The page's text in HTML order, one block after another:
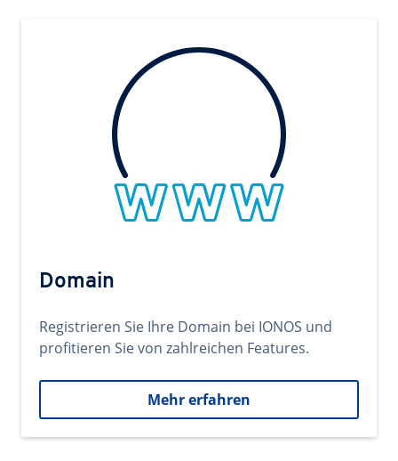
Domain
Registrieren Sie Ihre Domain bei IONOS und
profitieren Sie von zahlreichen Features.
Mehr erfahren